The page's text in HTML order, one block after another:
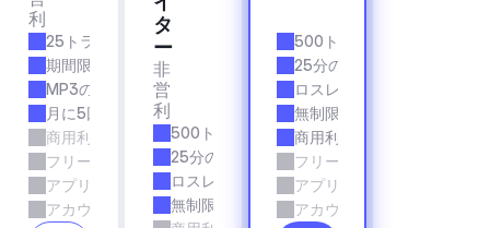
利
25トラック/月
期間限定
MP3の品質
月に5回のダウンロード
商用利用
フリーランスとエージェンシーの仕事
アプリとサービス
アカウントマネージャーのサポート
タ
ー
非
営
利
500トラック/月
25分の所要時間
ロスレス品質
無制限のダウンロード
500トラック/月
25分の所要時間
ロスレス品質
無制限のダウンロード
商用利用
フリーランスとエージェン
アプリとサービス
アカウントマネージャーの